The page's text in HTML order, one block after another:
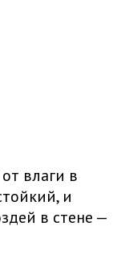
влаги в
и
в стене —